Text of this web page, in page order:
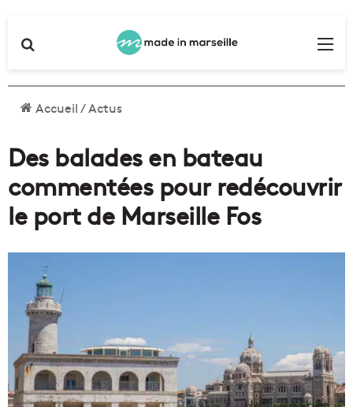
Accueil/Actus
Des balades en bateau
commentées pour redécouvrir
le port de Marseille Fos